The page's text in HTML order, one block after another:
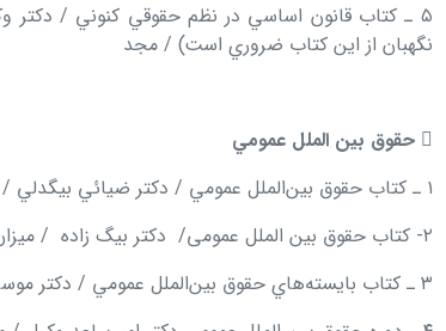
۵ ـ كتاب قانون اساسي در نظم حقوقي كنوني /
نگهبان از اين كتاب ضروري است) / مجد
 حقوق بين الملل عمومي
۱ ـ كتاب حقوق بين
الملل عمومي / دكتر ضيائي بيگدلي
۲- کتاب حقوق بین الملل عمومی/ دکتر بیگ زاده / میزان
۳ ـ كتاب بايسته
هاي حقوق بينالملل عمومي / دكتر